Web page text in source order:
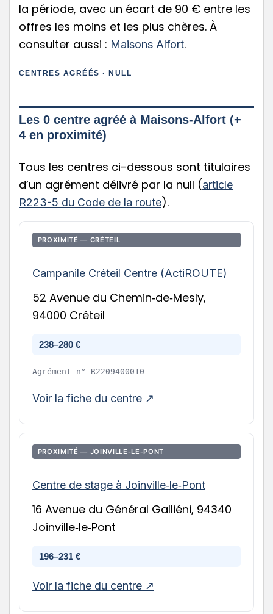
la période, avec un écart de 90 € entre les
offres les moins et les plus chères. À
consulter aussi : Maisons Alfort.
CENTRES AGRÉÉS · NULL
Les 0 centre agréé à Maisons-Alfort (+
4 en proximité)
Tous les centres ci-dessous sont titulaires
d’un agrément délivré par la null (article
R223-5 du Code de la route).
PROXIMITÉ — CRÉTEIL
Campanile Créteil Centre (ActiROUTE)
52 Avenue du Chemin‑de‑Mesly,
94000 Créteil
238–280 €
Agrément n° R2209400010
Voir la fiche du centre ↗
PROXIMITÉ — JOINVILLE‑LE‑PONT
Centre de stage à Joinville‑le‑Pont
16 Avenue du Général Galliéni, 94340
Joinville‑le‑Pont
196–231 €
Voir la fiche du centre ↗